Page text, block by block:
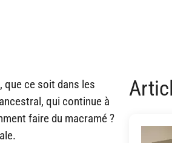
que ce soit dans les
qui continue à
faire du macramé ?